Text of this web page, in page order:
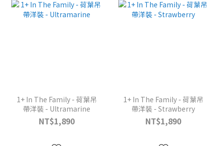
1+ In The Family - 荷葉吊
帶洋裝 - Ultramarine
NT$1,890
1+ In The Family - 荷葉吊
帶洋裝 - Strawberry
NT$1,890